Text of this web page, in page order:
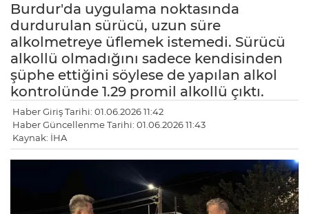
Burdur'da uygulama noktasında
durdurulan sürücü, uzun süre
alkolmetreye üflemek istemedi. Sürücü
alkollü olmadığını sadece kendisinden
şüphe ettiğini söylese de yapılan alkol
kontrolünde 1.29 promil alkollü çıktı.
Haber Giriş Tarihi: 01.06.2026 11:42
Haber Güncellenme Tarihi: 01.06.2026 11:43
Kaynak: İHA